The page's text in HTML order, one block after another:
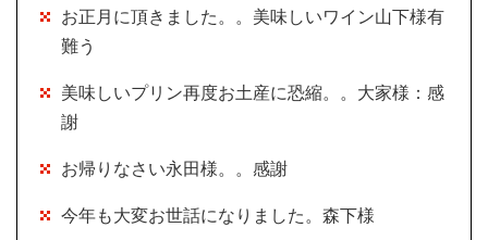
お正月に頂きました。。美味しいワイン山下様有
難う
美味しいプリン再度お土産に恐縮。。大家様：感
謝
お帰りなさい永田様。。感謝
今年も大変お世話になりました。森下様